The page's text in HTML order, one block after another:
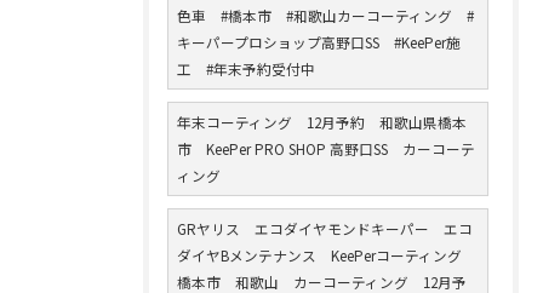
色車 #橋本市 #和歌山カーコーティング #
キーパープロショップ高野口SS #KeePer施
工 #年末予約受付中
年末コーティング 12月予約 和歌山県橋本
市 KeePer PRO SHOP 高野口SS カーコーテ
ィング
GRヤリス エコダイヤモンドキーパー エコ
ダイヤBメンテナンス KeePerコーティング
橋本市 和歌山 カーコーティング 12月予